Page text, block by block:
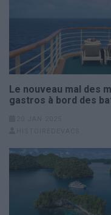
Le nouveau mal des
gastros à bord des